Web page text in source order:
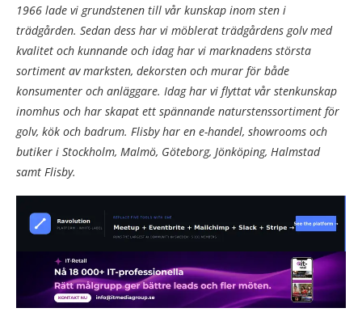
1966 lade vi grundstenen till vår kunskap inom sten i
trädgården. Sedan dess har vi möblerat trädgårdens golv med
kvalitet och kunnande och idag har vi marknadens största
sortiment av marksten, dekorsten och murar för både
konsumenter och anläggare. Idag har vi flyttat vår stenkunskap
inomhus och har skapat ett spännande naturstenssortiment för
golv, kök och badrum. Flisby har en e-handel, showrooms och
butiker i Stockholm, Malmö, Göteborg, Jönköping, Halmstad
samt Flisby.